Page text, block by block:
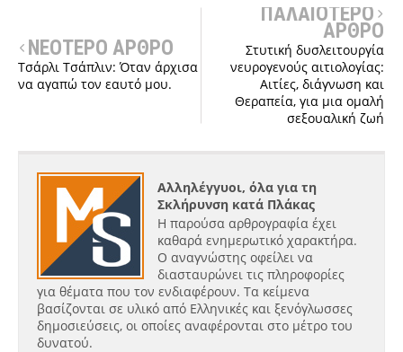
ΝΕΟΤΕΡΟ ΑΡΘΡΟ
Τσάρλι Τσάπλιν: Όταν άρχισα
να αγαπώ τον εαυτό μου.
ΠΑΛΑΙΟΤΕΡΟ
ΑΡΘΡΟ
Στυτική δυσλειτουργία
νευρογενούς αιτιολογίας:
Αιτίες, διάγνωση και
Θεραπεία, για μια ομαλή
σεξουαλική ζωή
Αλληλέγγυοι, όλα για τη
Σκλήρυνση κατά Πλάκας
Η παρούσα αρθρογραφία έχει
καθαρά ενημερωτικό χαρακτήρα.
Ο αναγνώστης οφείλει να
διασταυρώνει τις πληροφορίες
για θέματα που τον ενδιαφέρουν. Τα κείμενα
βασίζονται σε υλικό από Ελληνικές και ξενόγλωσσες
δημοσιεύσεις, οι οποίες αναφέρονται στο μέτρο του
δυνατού.